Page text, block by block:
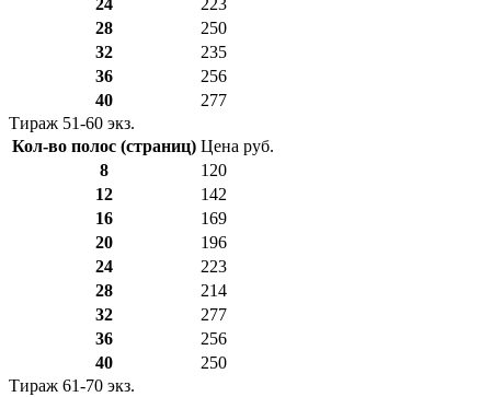
28
250
32
235
36
256
40
277
Тираж 51-60 экз.
Кол-во полос (страниц) Цена руб.
8
120
12
142
16
169
20
196
24
223
28
214
32
277
36
256
40
250
Тираж 61-70 экз.